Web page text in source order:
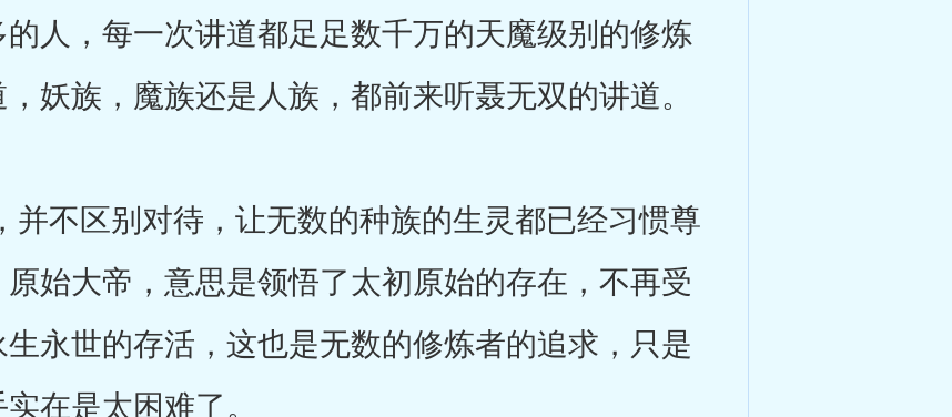
人，每一次讲道都足足数千万的天魔级别的修炼
妖族，魔族还是人族，都前来听聂无双的讲道。
区别对待，让无数的种族的生灵都已经习惯尊
始大帝，意思是领悟了太初原始的存在，不再受
永世的存活，这也是无数的修炼者的追求，只是
在是太困难了。